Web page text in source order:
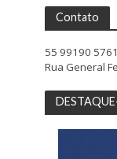
Contato
55 99190 5761
Rua General